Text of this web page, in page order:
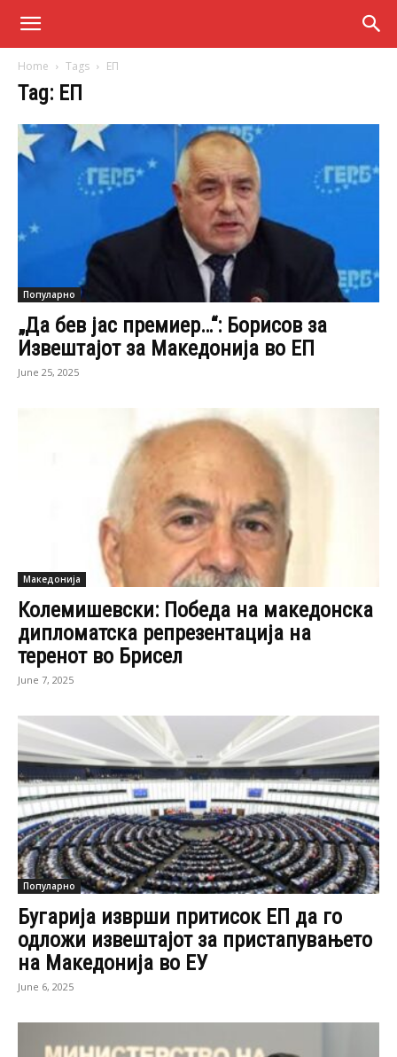
Home Tags ЕП
Tag: ЕП
Популарно
„Да бев јас премиер…“: Борисов за
Извештајот за Македонија во ЕП
June 25, 2025
Македонија
Колемишевски: Победа на македонска
дипломатска репрезентација на
теренот во Брисел
June 7, 2025
Популарно
Бугарија изврши притисок ЕП да го
одложи извештајот за пристапувањето
на Македонија во ЕУ
June 6, 2025